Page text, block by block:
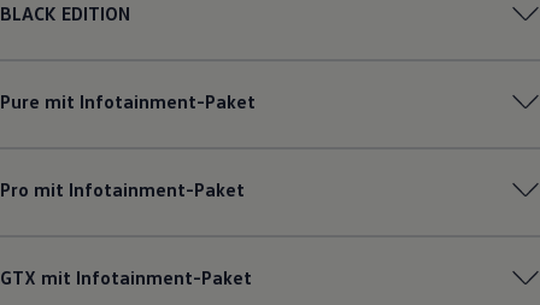
BLACK EDITION
Pure mit Infotainment-Paket
Pro mit Infotainment-Paket
GTX mit Infotainment-Paket